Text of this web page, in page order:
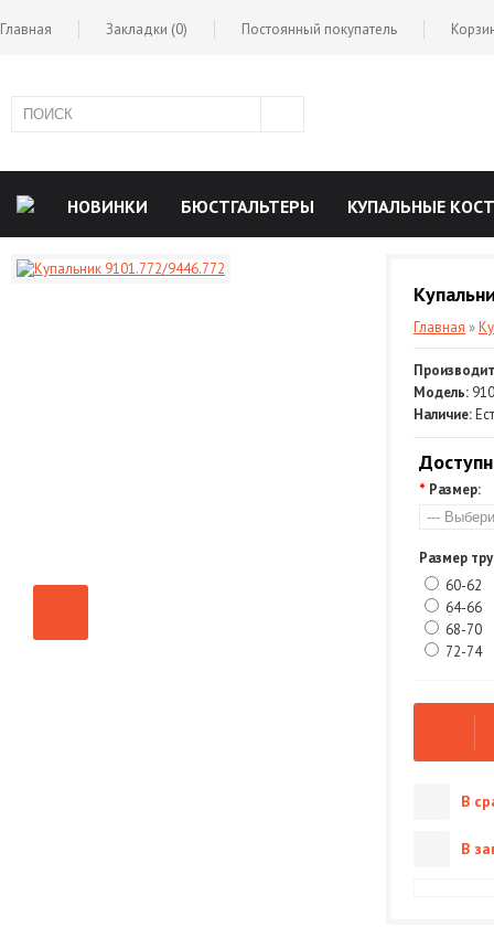
Главная Закладки (0) Постоянный покупатель
НОВИНКИ БЮСТГАЛЬТЕРЫ КУПАЛЬНЫЕ
РОЗНИЦА
Главная »
Модель:
Наличие:
* Размер:
Размер
60-62
64-66
68-70
72-74
В
В